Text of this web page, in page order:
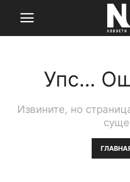
Упс...
Извините, но